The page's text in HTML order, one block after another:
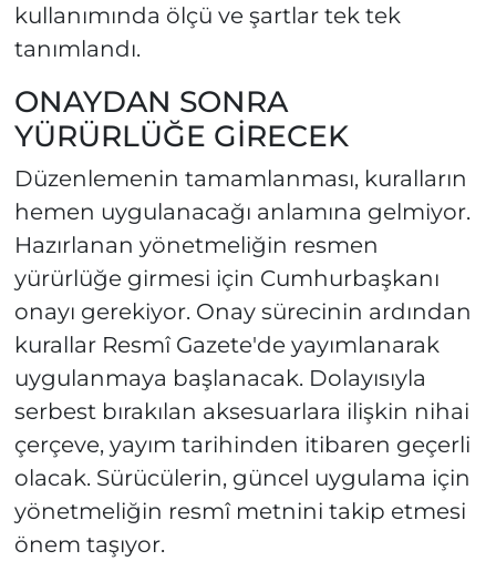
kullanımında ölçü ve şartlar tek tek
tanımlandı.
ONAYDAN SONRA
YÜRÜRLÜĞE GİRECEK
Düzenlemenin tamamlanması, kuralların
hemen uygulanacağı anlamına gelmiyor.
Hazırlanan yönetmeliğin resmen
yürürlüğe girmesi için Cumhurbaşkanı
onayı gerekiyor. Onay sürecinin ardından
kurallar Resmî Gazete'de yayımlanarak
uygulanmaya başlanacak. Dolayısıyla
serbest bırakılan aksesuarlara ilişkin nihai
çerçeve, yayım tarihinden itibaren geçerli
olacak. Sürücülerin, güncel uygulama için
yönetmeliğin resmî metnini takip etmesi
önem taşıyor.